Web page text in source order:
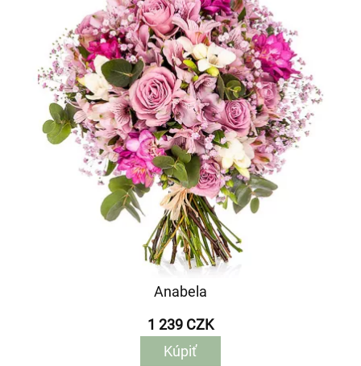
Anabela
1 239 CZK
Kúpiť